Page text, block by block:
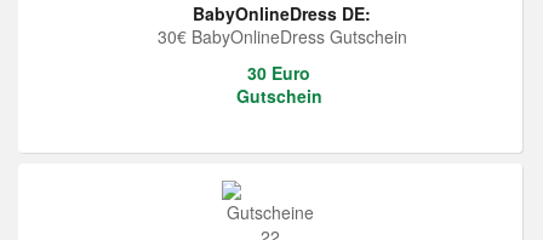
BabyOnlineDress DE:
30€ BabyOnlineDress Gutschein
30 Euro
Gutschein